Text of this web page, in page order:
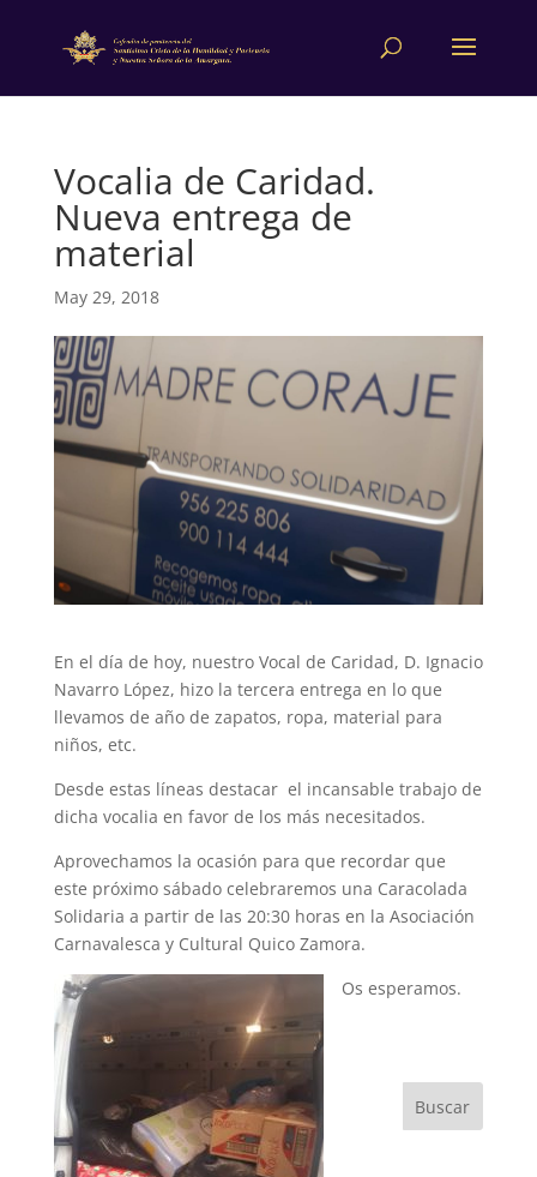
Vocalia de Caridad.
Nueva entrega de
material
May 29, 2018
En el día de hoy, nuestro Vocal de Caridad, D. Ignacio
Navarro López, hizo la tercera entrega en lo que
llevamos de año de zapatos, ropa, material para
niños, etc.
Desde estas líneas destacar el incansable trabajo de
dicha vocalia en favor de los más necesitados.
Aprovechamos la ocasión para que recordar que
este próximo sábado celebraremos una Caracolada
Solidaria a partir de las 20:30 horas en la Asociación
Carnavalesca y Cultural Quico Zamora.
Os esperamos.